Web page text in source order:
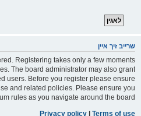
שרייב זיך איין
Registering takes only a few moments
The board administrator may also grant
users. Before you register please ensure
and related policies. Please ensure you
rules as you navigate around the board.
Terms of use
|
Privacy policy